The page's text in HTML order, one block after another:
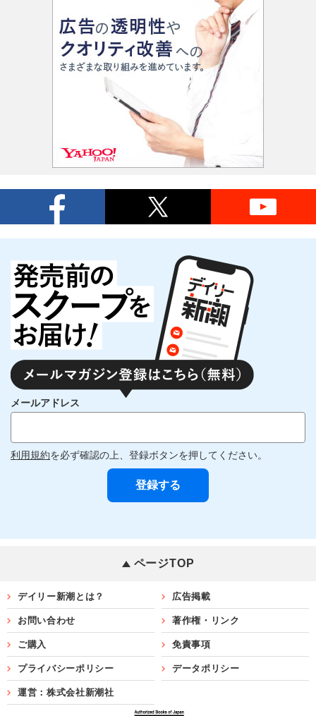
メールアドレス
利用規約を必ず確認の上、登録ボタンを押してください。
ページTOP
デイリー新潮とは？ 広告掲載
お問い合わせ 著作権・リンク
ご購入 免責事項
プライバシーポリシー データポリシー
運営：株式会社新潮社